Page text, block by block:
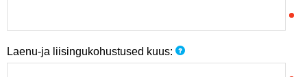
Laenu-ja liisingukohustused kuus: